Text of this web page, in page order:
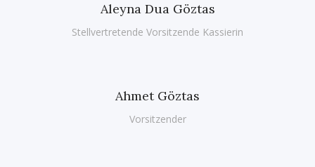
Aleyna Dua Göztas
Stellvertretende Vorsitzende Kassierin
Ahmet Göztas
Vorsitzender